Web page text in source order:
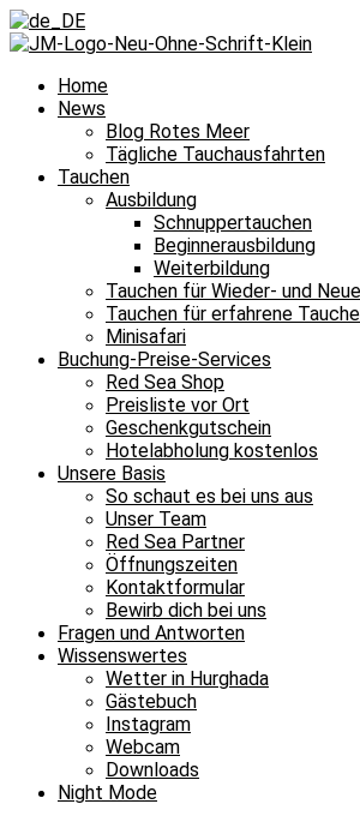
Home
News
Blog Rotes Meer
Tägliche Tauchausfahrten
Tauchen
Ausbildung
Schnuppertauchen
Beginnerausbildung
Weiterbildung
Tauchen für Wieder- und
Tauchen für erfahrene
Minisafari
Buchung-Preise-Services
Red Sea Shop
Preisliste vor Ort
Geschenkgutschein
Hotelabholung kostenlos
Unsere Basis
So schaut es bei uns aus
Unser Team
Red Sea Partner
Öffnungszeiten
Kontaktformular
Bewirb dich bei uns
Fragen und Antworten
Wissenswertes
Wetter in Hurghada
Gästebuch
Instagram
Webcam
Downloads
Night Mode